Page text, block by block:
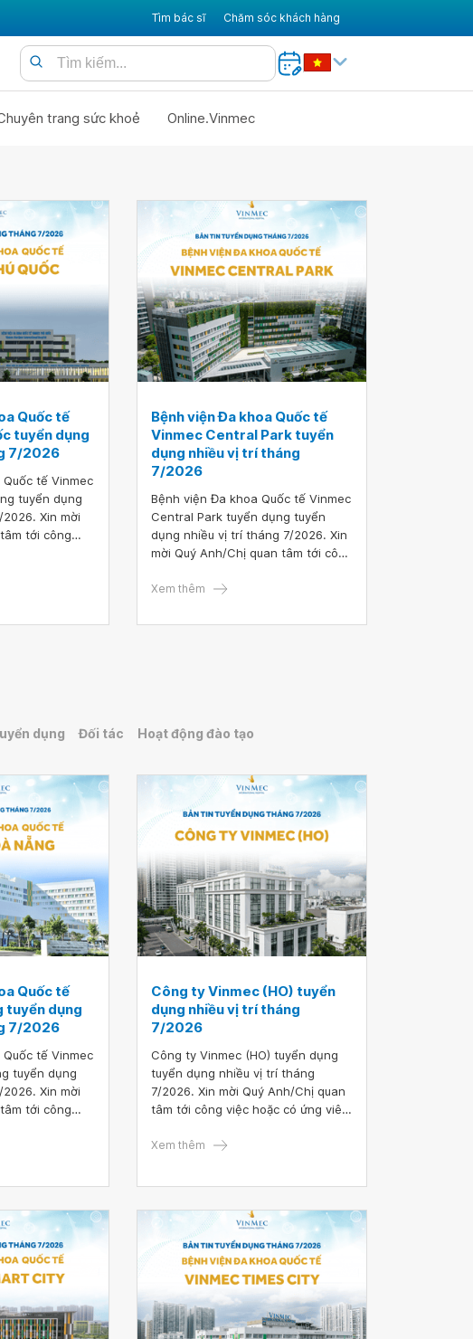
Tìm bác sĩ Chăm sóc khách hàng
trang sức khoẻ Online.Vinmec
Quốc tế
tuyển dụng
7/2026
tế Vinmec
tuyển dụng
Xin mời
tới công
link sau để
Bệnh viện Đa khoa Quốc tế
Vinmec Central Park tuyển
dụng nhiều vị trí tháng
7/2026
Bệnh viện Đa khoa Quốc tế Vinmec
Central Park tuyển dụng tuyển
dụng nhiều vị trí tháng 7/2026. Xin
mời Quý Anh/Chị quan tâm tới công
lòng truy cập vào đường link sau để
Xem thêm
dụng Đối tác
Hoạt động đào tạo
Quốc tế
tuyển dụng
7/2026
tế Vinmec
tuyển dụng
Xin mời
tới công
link sau để
Công ty Vinmec (HO) tuyển
dụng nhiều vị trí tháng
7/2026
Công ty Vinmec (HO) tuyển dụng
tuyển dụng nhiều vị trí tháng
7/2026. Xin mời Quý Anh/Chị quan
tâm tới công việc hoặc có ứng viên
đường link sau để nộp hồ sơ ứng
Xem thêm